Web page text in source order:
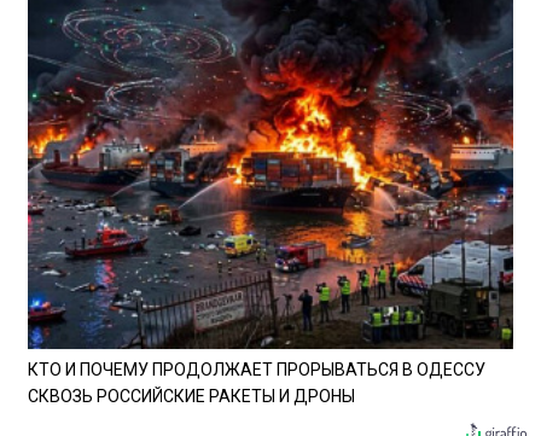
КТО И ПОЧЕМУ ПРОДОЛЖАЕТ ПРОРЫВАТЬСЯ В ОДЕССУ
СКВОЗЬ РОССИЙСКИЕ РАКЕТЫ И ДРОНЫ